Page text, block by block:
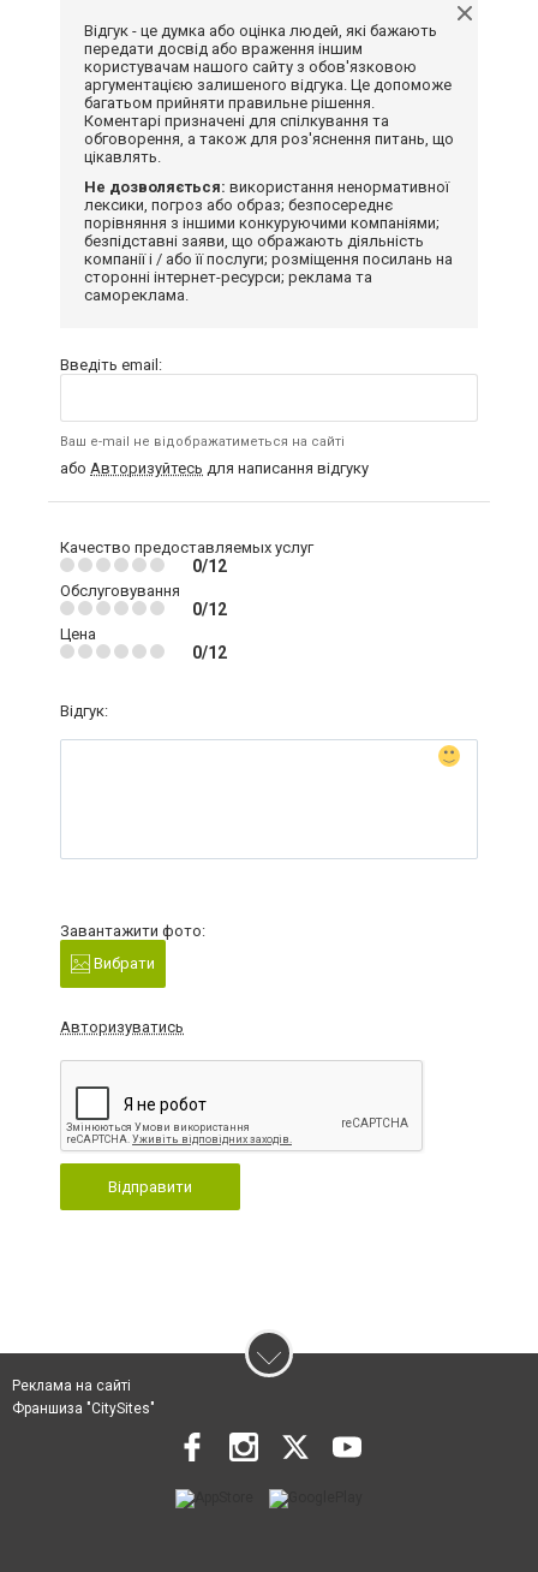
Відгук - це думка або оцінка людей, які бажають
передати досвід або враження іншим
користувачам нашого сайту з обов'язковою
аргументацією залишеного відгука. Це допоможе
багатьом прийняти правильне рішення.
Коментарі призначені для спілкування та
обговорення, а також для роз'яснення питань, що
цікавлять.
Не дозволяється: використання ненормативної
лексики, погроз або образ; безпосереднє
порівняння з іншими конкуруючими компаніями;
безпідставні заяви, що ображають діяльність
компанії і / або її послуги; розміщення посилань на
сторонні інтернет-ресурси; реклама та
самореклама.
Введіть email:
Ваш e-mail не відображатиметься на сайті
або Авторизуйтесь для написання відгуку
Качество предоставляемых услуг
0/12
Обслуговування
0/12
Цена
0/12
Відгук:
Завантажити фото:
Вибрати
Авторизуватись
Відправити
Реклама на сайті
Франшиза "CitySites"